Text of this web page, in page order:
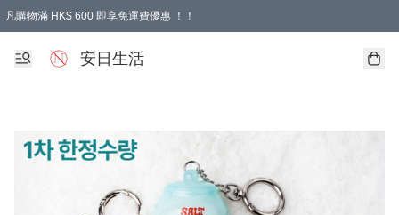
凡購物滿 HK$ 600 即享免運費優惠 ！！
安日生活